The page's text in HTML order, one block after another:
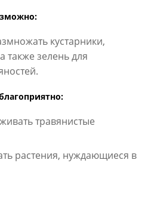
кустарники,
также зелень для
травянистые
растения, нуждающиеся в